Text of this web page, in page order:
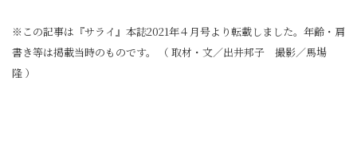
※この記事は『サライ』本誌2021年４月号より転載しました。年齢・肩
書き等は掲載当時のものです。 （ 取材・文／出井邦子 撮影／馬場
隆 ）